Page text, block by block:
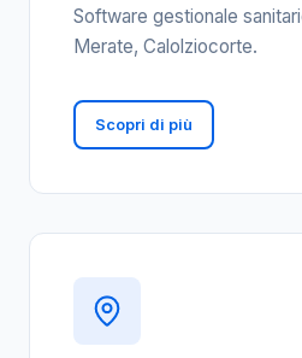
Software gestionale
Merate, Calolziocorte.
Scopri di più